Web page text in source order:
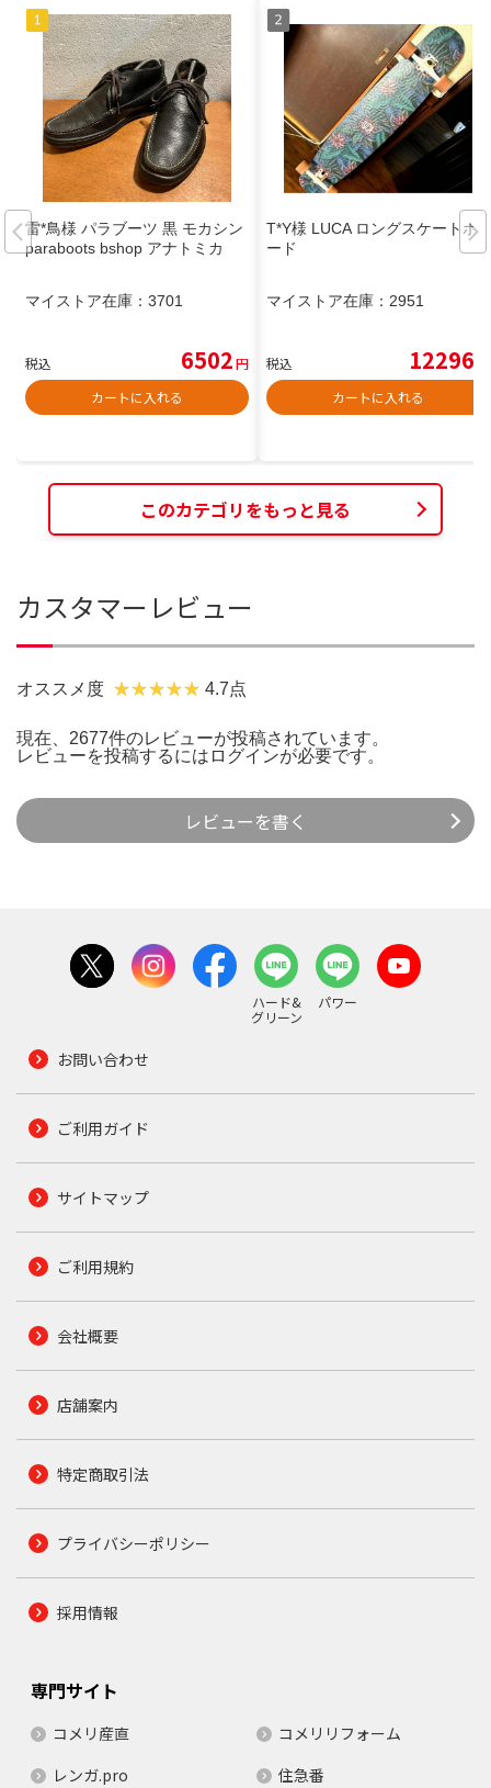
雷*鳥様 パラブーツ 黒 モカシン
paraboots bshop アナトミカ
マイストア在庫： 3701
税込 6502円
カートに入れる
T*Y様 LUCA ロングスケートボ
ード
マイストア在庫： 2951
税込 12296
カートに入れる
このカテゴリをもっと見る
カスタマーレビュー
オススメ度 4.7点
現在、2677件のレビューが投稿されています。
レビューを投稿するには ログインが必要です。
レビューを書く
ハード&
グリーン
パワー
お問い合わせ
ご利用ガイド
サイトマップ
ご利用規約
会社概要
店舗案内
特定商取引法
プライバシーポリシー
採用情報
専門サイト
コメリ産直
コメリリフォーム
レンガ.pro
住急番